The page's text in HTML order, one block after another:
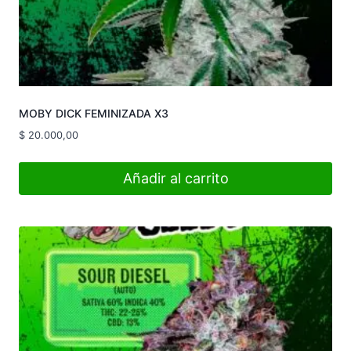
MOBY DICK FEMINIZADA X3
$ 20.000,00
Añadir al carrito